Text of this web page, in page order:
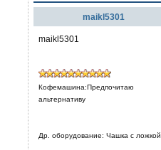
maikl5301
maikl5301
Кофемашина:Предпочитаю
альтернативу
Др. оборудование: Чашка с ложкой